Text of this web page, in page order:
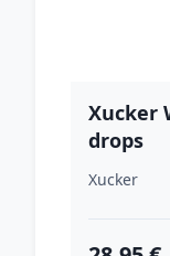
Xucker
drops
Xucker